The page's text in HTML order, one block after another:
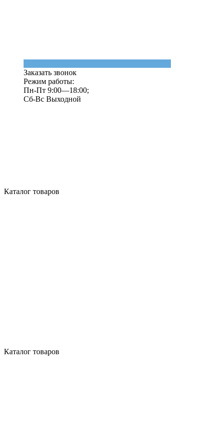
Заказать звонок
Режим работы:
Пн-Пт 9:00—18:00;
Сб-Вс Выходной
Каталог товаров
Каталог товаров